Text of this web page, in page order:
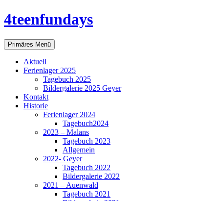
Zum
Inhalt
4teenfundays
Suchen
Primäres Menü
Aktuell
Ferienlager 2025
Tagebuch 2025
Bildergalerie 2025 Geyer
Kontakt
Historie
Ferienlager 2024
Tagebuch2024
2023 – Malans
Tagebuch 2023
Allgemein
2022- Geyer
Tagebuch 2022
Bildergalerie 2022
2021 – Auenwald
Tagebuch 2021